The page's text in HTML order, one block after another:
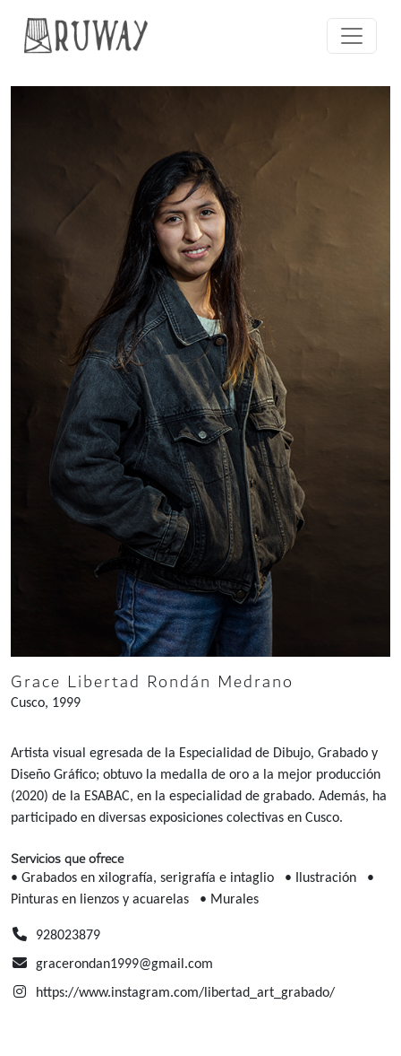
Grace Libertad Rondán Medrano
Cusco, 1999
Artista visual egresada de la Especialidad de Dibujo, Grabado y
Diseño Gráfico; obtuvo la medalla de oro a la mejor producción
(2020) de la ESABAC, en la especialidad de grabado. Además, ha
participado en diversas exposiciones colectivas en Cusco.
Servicios que ofrece
• Grabados en xilografía, serigrafía e intaglio • Ilustración
•
Pinturas en lienzos y acuarelas
• Murales
928023879
gracerondan1999@gmail.com
https://www.instagram.com/libertad_art_grabado/